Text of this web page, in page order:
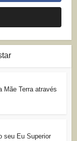
Mãe Terra através
seu Eu Superior